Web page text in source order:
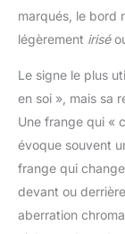
marqués, le bord
légèrement irisé
Le signe le plus
en soi », mais sa
Une frange qui «
évoque souvent
frange qui
devant ou
aberration